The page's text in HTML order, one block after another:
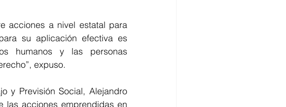
acciones a nivel estatal para
su aplicación efectiva es
humanos y las personas
expuso.
y Previsión Social, Alejandro
las acciones emprendidas en